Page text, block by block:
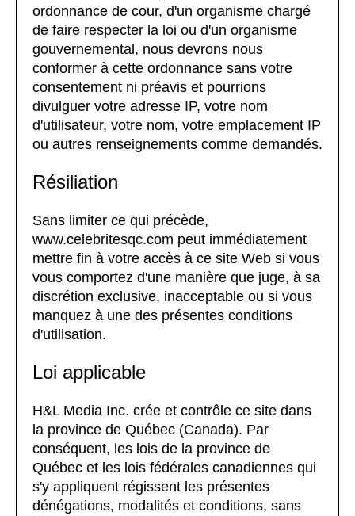
ordonnance de cour, d'un organisme chargé
de faire respecter la loi ou d'un organisme
gouvernemental, nous devrons nous
conformer à cette ordonnance sans votre
consentement ni préavis et pourrions
divulguer votre adresse IP, votre nom
d'utilisateur, votre nom, votre emplacement IP
ou autres renseignements comme demandés.
Résiliation
Sans limiter ce qui précède,
www.celebritesqc.com peut immédiatement
mettre fin à votre accès à ce site Web si vous
vous comportez d'une manière que juge, à sa
discrétion exclusive, inacceptable ou si vous
manquez à une des présentes conditions
d'utilisation.
Loi applicable
H&L Media Inc. crée et contrôle ce site dans
la province de Québec (Canada). Par
conséquent, les lois de la province de
Québec et les lois fédérales canadiennes qui
s'y appliquent régissent les présentes
dénégations, modalités et conditions, sans